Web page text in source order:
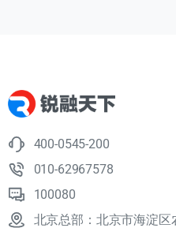
400-0545-200
010-62967578
100080
北京总部：北京市海淀